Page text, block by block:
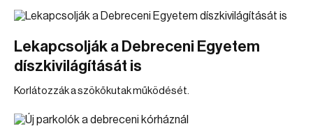
Lekapcsolják a Debreceni Egyetem
díszkivilágítását is
Korlátozzák a szökőkutak működését.